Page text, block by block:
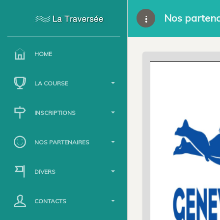
HOME
LA COURSE
INSCRIPTIONS
NOS PARTENAIRES
DIVERS
CONTACTS
Nos